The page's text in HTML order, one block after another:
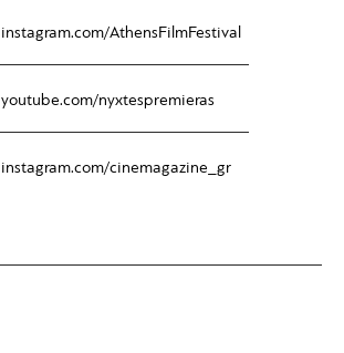
instagram.com/AthensFilmFestival
youtube.com/nyxtespremieras
instagram.com/cinemagazine_gr